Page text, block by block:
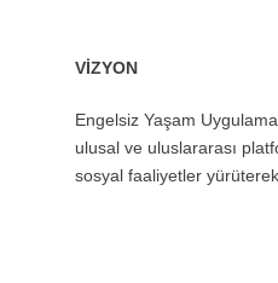
VİZYON
Engelsiz Yaşam
ulusal ve uluslararası
sosyal faaliyetler